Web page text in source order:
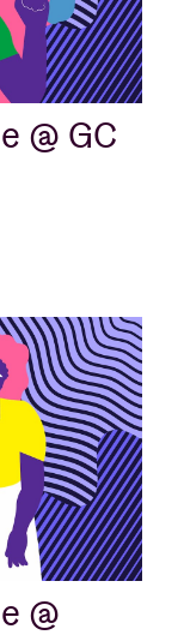
@ GC
@